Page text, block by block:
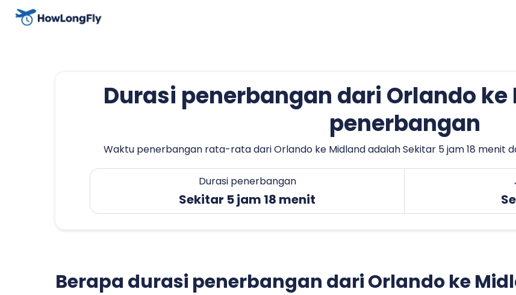
Durasi penerbangan dari Orlando
penerbangan
Waktu penerbangan rata-rata dari Orlando ke Midland adalah Sekitar 5 jam 18 menit
Durasi penerbangan
Sekitar 5 jam 18 menit
Berapa durasi penerbangan dari Orlando ke